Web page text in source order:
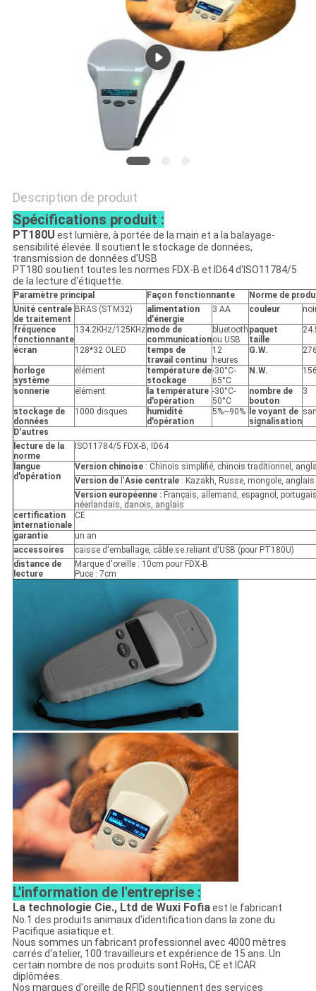
CITATION
PRIVACY
POLICY
Description de produit
Spécifications produit :
PT180U est lumière, à portée de la main et a la balayage-
sensibilité élevée. Il soutient le stockage de données,
transmission de données d'USB
PT180 soutient toutes les normes FDX-B et ID64 d'ISO11784/5
de la lecture d'étiquette.
Paramètre principal Façon fonctionnante
Norme de
Unité centrale
de traitement
BRAS (STM32)
alimentation
d'énergie
3 AA couleur
fréquence
fonctionnante
134.2KHz/125KHzmode de
communication
bluetooth
ou USB
paquet
taille
écran 128*32 OLED
temps de
travail continu
12
heures
G.W.
horloge
système
élément
température de
stockage
-30°C-
65°C
N.W.
sonnerie élément
la température
d'opération
-30°C-
50°C
nombre de
bouton
3
stockage de
données
1000 disques
humidité
d'opération
5%~90%
le voyant de
signalisation
D'autres
lecture de la
norme
ISO11784/5 FDX-B, ID64
langue
d'opération
Version chinoise: Chinois simplifié, chinois traditionnel,
Version del'Asie centrale: Kazakh, Russe, mongole, anglais
Version européenne :Français, allemand, espagnol,
néerlandais, danois, anglais
certification
internationale
CE
garantie
un an
accessoires
caisse d'emballage, câble se reliant d'USB (pour PT180U)
distance de
lecture
Marque d'oreille : 10cm pour FDX-B
Puce : 7cm
L'information de l'entreprise :
La technologie Cie., Ltd de Wuxi Fofiaest le fabricant
No.1 des produits animaux d'identification dans la zone du
Pacifique asiatique et.
Nous sommes un fabricant professionnel avec 4000 mètres
carrés d'atelier, 100 travailleurs et expérience de 15 ans. Un
certain nombre de nos produits sont RoHs, CE et ICAR
diplômées.
Nos marques d'oreille de RFID soutiennent des services